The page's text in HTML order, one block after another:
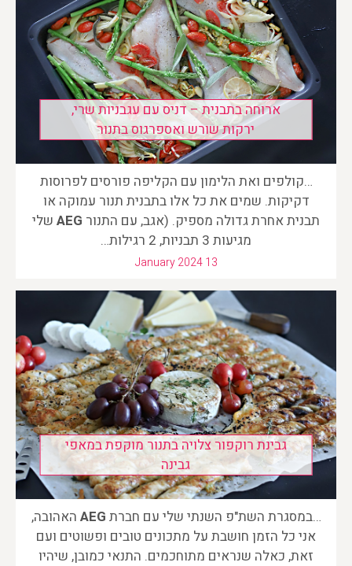
ארוחה בתבנית – דניס עם עגבניות שרי,
ירקות שורש ואספרגוס בתנור
…קולפים ואת הלימון עם הקליפה פורסים לפרוסות
דקיקות. שמים את כל אלו בתבנית תנור עמוקה או
תבנית אחרת גדולה מספיק. (אגב, עם התנור AEG שלי
מגיעות 3 תבניות, 2 רגילות…
January 2024 13
גבינת רוקפור צלויה בתנור מוקפת במאפי
גבינה
…במסגרת השת"פ השנתי שלי עם חברת AEG האהובה,
אני כל הזמן חושבת על מתכונים טובים ופשוטים ועם
זאת, כאלה שנראים מתוחכמים. התנאי כמובן, שיהיו